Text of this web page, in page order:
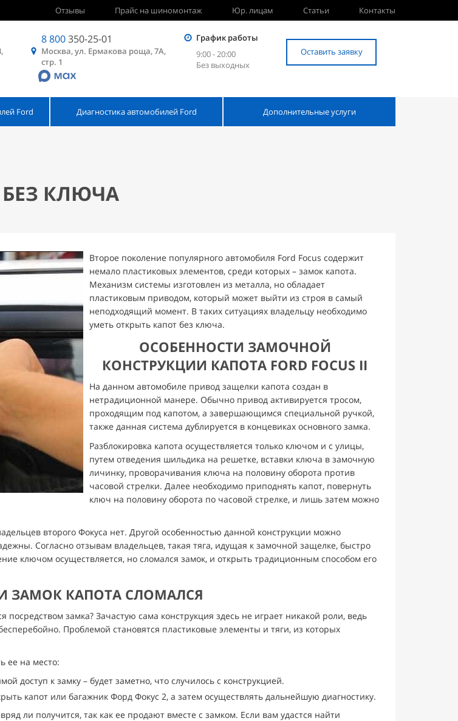
Отзывы Прайс на шиномонтаж Юр. лицам Статьи Контакты
8 800350-25-01
Москва, ул. Ермакова роща, 7А,
стр. 1
График работы
9:00 - 20:00
Без выходных
Оставить заявку
Ford Диагностика автомобилей Ford Дополнительные услуги
КЛЮЧА
Второе поколение популярного автомобиля Ford Focus содержит
немало пластиковых элементов, среди которых – замок капота.
Механизм системы изготовлен из металла, но обладает
пластиковым приводом, который может выйти из строя в самый
неподходящий момент. В таких ситуациях владельцу необходимо
уметь открыть капот без ключа.
ОСОБЕННОСТИ ЗАМОЧНОЙ
КОНСТРУКЦИИ КАПОТА FORD FOCUS II
На данном автомобиле привод защелки капота создан в
нетрадиционной манере. Обычно привод активируется тросом,
проходящим под капотом, а завершающимся специальной ручкой,
также данная система дублируется в концевиках основного замка.
Разблокировка капота осуществляется только ключом и с улицы,
путем отведения шильдика на решетке, вставки ключа в замочную
личинку, проворачивания ключа на половину оборота против
часовой стрелки. Далее необходимо приподнять капот, повернуть
ключ на половину оборота по часовой стрелке, и лишь затем можно
второго Фокуса нет. Другой особенностью данной конструкции можно
Согласно отзывам владельцев, такая тяга, идущая к замочной защелке, быстро
ключом осуществляется, но сломался замок, и открыть традиционным способом его
ЗАМОК КАПОТА СЛОМАЛСЯ
посредством замка? Зачастую сама конструкция здесь не играет никакой роли, ведь
Проблемой становятся пластиковые элементы и тяги, из которых
ее на место:
доступ к замку – будет заметно, что случилось с конструкцией.
капот или багажник Форд Фокус 2, а затем осуществлять дальнейшую диагностику.
ли получится, так как ее продают вместе с замком. Если вам удастся найти